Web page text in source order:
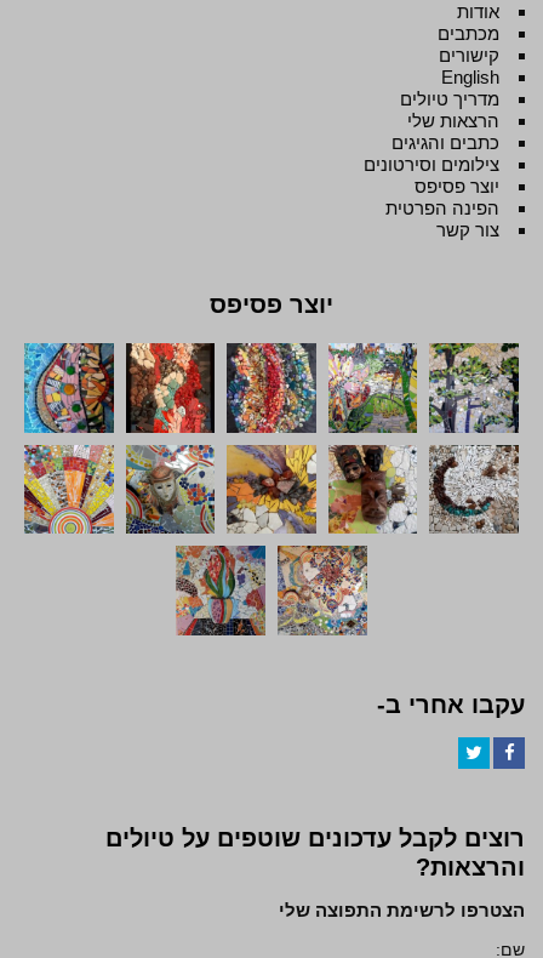
אודות
מכתבים
קישורים
English
מדריך טיולים
הרצאות שלי
כתבים והגיגים
צילומים וסירטונים
יוצר פסיפס
הפינה הפרטית
צור קשר
יוצר פסיפס
עקבו אחרי ב-
רוצים לקבל עדכונים שוטפים על טיולים
והרצאות?
הצטרפו לרשימת התפוצה שלי
שם: